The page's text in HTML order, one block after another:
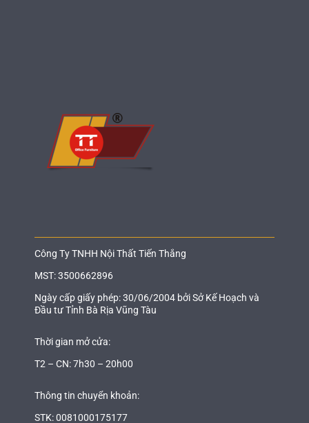
Công Ty TNHH Nội Thất Tiến Thắng
MST: 3500662896
Ngày cấp giấy phép: 30/06/2004 bởi Sở Kế Hoạch và
Đầu tư Tỉnh Bà Rịa Vũng Tàu
Thời gian mở cửa:
T2 – CN: 7h30 – 20h00
Thông tin chuyển khoản:
STK: 0081000175177